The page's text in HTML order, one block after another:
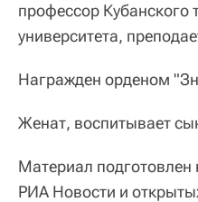
профессор Кубанского
университета,
Награжден орденом
Женат, воспитывает
Материал
РИА Новости и